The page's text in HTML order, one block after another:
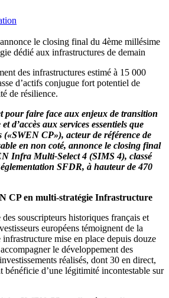
le closing final du 4ème millésime
dédié aux infrastructures de demain
des infrastructures estimé à 15 000
d’actifs conjugue fort potentiel de
de résilience.
pour faire face aux enjeux de transition
d’accès aux services essentiels que
CP»), acteur de référence de
en non coté, annonce le closing final
Infra Multi-Select 4 (SIMS 4), classé
SFDR, à hauteur de 470
CP en multi-stratégie Infrastructure
souscripteurs historiques français et
européens témoignent de la
infrastructure mise en place depuis douze
le développement des
réalisés, dont 30 en direct,
bénéficie d’une légitimité incontestable sur